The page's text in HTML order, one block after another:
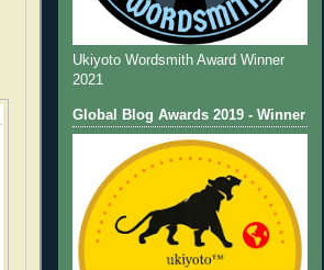
Ukiyoto Wordsmith Award Winner
2021
Global Blog Awards 2019 - Winner